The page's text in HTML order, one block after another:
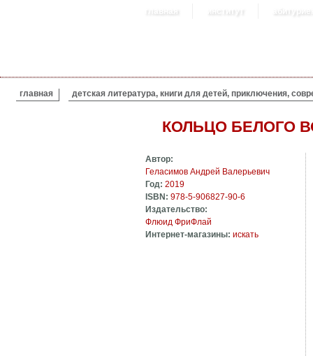
главная институт
ВЫ ЗДЕСЬ
главная детская литература, книги для детей, приключения,
КОЛЬЦО БЕЛОГО
Автор:
Геласимов Андрей Валерьевич
Год: 2019
ISBN: 978-5-906827-90-6
Издательство:
Флюид ФриФлай
Интернет-магазины: искать